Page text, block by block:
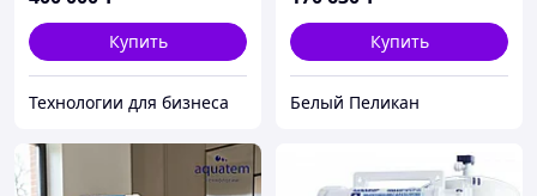
Купить
Технологии для бизнеса
Купить
Белый Пеликан